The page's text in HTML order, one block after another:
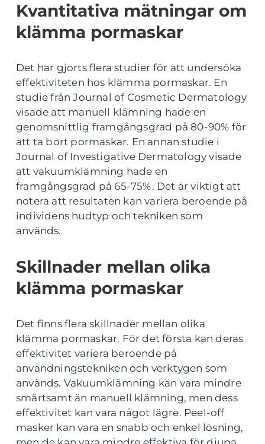
Kvantitativa mätningar om
klämma pormaskar
Det har gjorts flera studier för att undersöka
effektiviteten hos klämma pormaskar. En
studie från Journal of Cosmetic Dermatology
visade att manuell klämning hade en
genomsnittlig framgångsgrad på 80-90% för
att ta bort pormaskar. En annan studie i
Journal of Investigative Dermatology visade
att vakuumklämning hade en
framgångsgrad på 65-75%. Det är viktigt att
notera att resultaten kan variera beroende på
individens hudtyp och tekniken som
används.
Skillnader mellan olika
klämma pormaskar
Det finns flera skillnader mellan olika
klämma pormaskar. För det första kan deras
effektivitet variera beroende på
användningstekniken och verktygen som
används. Vakuumklämning kan vara mindre
smärtsamt än manuell klämning, men dess
effektivitet kan vara något lägre. Peel-off
masker kan vara en snabb och enkel lösning,